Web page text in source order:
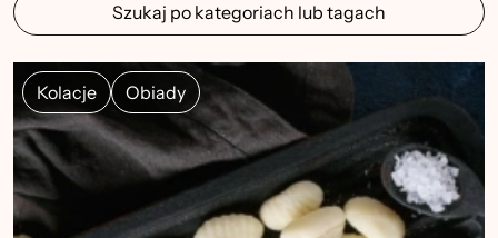
Szukaj po kategoriach lub tagach
Kolacje Obiady